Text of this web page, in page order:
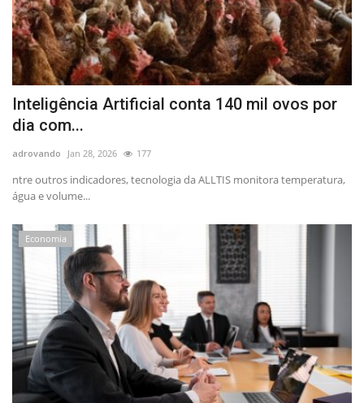
Inteligência Artificial conta 140 mil ovos por
dia com...
adrovando Jan 28, 2026 177
ntre outros indicadores, tecnologia da ALLTIS monitora temperatura,
água e volume...
Economia